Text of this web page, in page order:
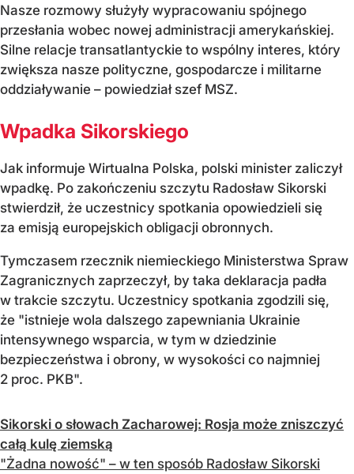
Nasze rozmowy służyły wypracowaniu spójnego
przesłania wobec nowej administracji amerykańskiej.
Silne relacje transatlantyckie to wspólny interes, który
zwiększa nasze polityczne, gospodarcze i militarne
oddziaływanie – powiedział szef MSZ.
Wpadka Sikorskiego
Jak informuje Wirtualna Polska, polski minister zaliczył
wpadkę. Po zakończeniu szczytu Radosław Sikorski
stwierdził, że uczestnicy spotkania opowiedzieli się
za emisją europejskich obligacji obronnych.
Tymczasem rzecznik niemieckiego Ministerstwa Spraw
Zagranicznych zaprzeczył, by taka deklaracja padła
w trakcie szczytu. Uczestnicy spotkania zgodzili się,
że "istnieje wola dalszego zapewniania Ukrainie
intensywnego wsparcia, w tym w dziedzinie
bezpieczeństwa i obrony, w wysokości co najmniej
2 proc. PKB".
Sikorski o słowach Zacharowej: Rosja może zniszczyć
całą kulę ziemską
"Żadna nowość" – w ten sposób Radosław Sikorski